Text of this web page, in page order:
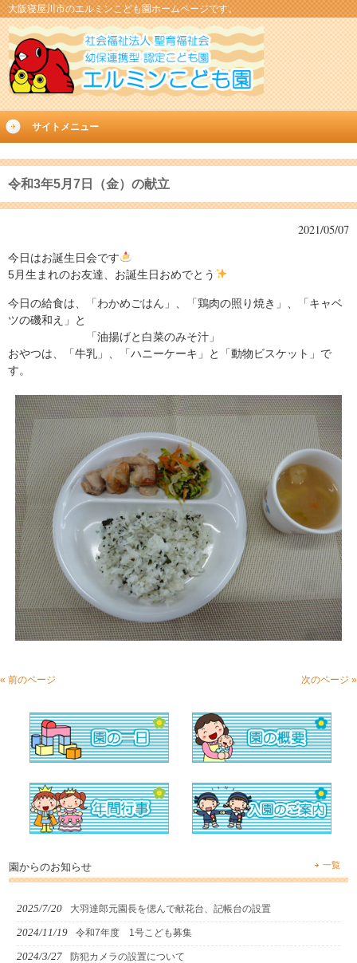
大阪寝屋川市のエルミンこども園ホームページです。
サイトメニュー
令和3年5月7日（金）の献立
2021/05/07
今日はお誕生日会です
5月生まれのお友達、お誕生日おめでとう
今日の給食は、「わかめごはん」、「鶏肉の照り焼き」、「キャベ
ツの磯和え」と
「油揚げと白菜のみそ汁」
おやつは、「牛乳」、「ハニーケーキ」と「動物ビスケット」で
す。
« 前のページ 次のページ »
園からのお知らせ 一覧
2025/7/20 大羽達郎元園長を偲んで献花台、記帳台の設置
2024/11/19 令和7年度 1号こども募集
2024/3/27 防犯カメラの設置について